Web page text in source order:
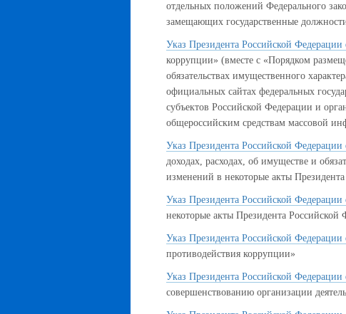
отдельных положений Федерального
замещающих государственные
Указ Президента Российской
коррупции» (вместе с «Порядком
обязательствах имущественного
официальных сайтах федеральных
субъектов Российской Федерации и
общероссийским средствам массовой
Указ Президента Российской
доходах, расходах, об имуществе и
изменений в некоторые акты
Указ Президента Российской
некоторые акты Президента
Указ Президента Российской
противодействия коррупции»
Указ Президента Российской
совершенствованию организации